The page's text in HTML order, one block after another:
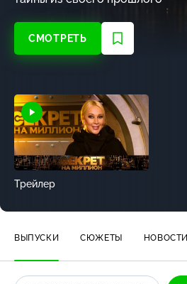
СМОТРЕТЬ
Трейлер
ВЫПУСКИ СЮЖЕТЫ НОВОСТИ